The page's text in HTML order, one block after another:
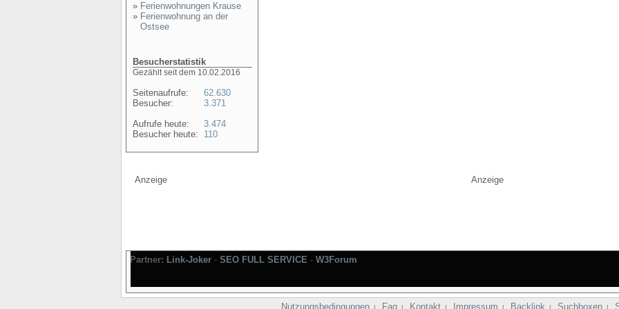
» Ferienwohnungen Krause
» Ferienwohnung an der
Ostsee
Besucherstatistik
Gezählt seit dem 10.02.2016
Seitenaufrufe:
Besucher:
Aufrufe heute:
Besucher heute:
62.630
3.371
3.474
110
Anzeige Anzeige
Partner: Link-Joker - SEO FULL SERVICE - W3Forum
Nutzungsbedingungen | Faq | Kontakt | Impressum | Backlink | Suchboxen |